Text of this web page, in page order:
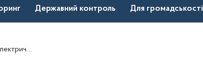
Державний контроль Для громадськості
СОЛАР ІСТЕЙТ